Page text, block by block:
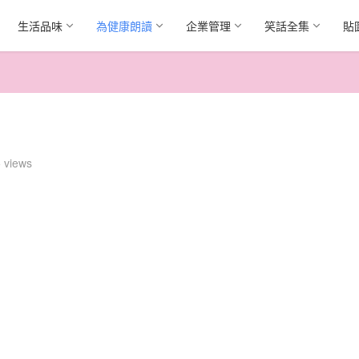
生活品味 為健康朗讀 企業管理 笑話全集 貼
views